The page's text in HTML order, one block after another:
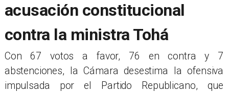
acusación constitucional
contra la ministra Tohá
​Con 67 votos a favor, 76 en contra y 7
abstenciones, la Cámara desestima la ofensiva
impulsada por el Partido Republicano, que